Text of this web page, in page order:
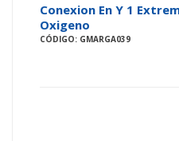
Conexion En Y 1
Oxigeno
CÓDIGO: GMARGA039